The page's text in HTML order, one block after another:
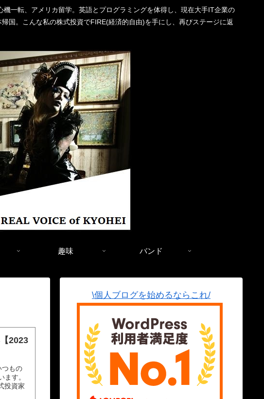
一転、アメリカ留学。英語とプログラミングを体得し、現在大手IT企業の
国。こんな私の株式投資でFIRE(経済的自由)を手にし、再びステージに返
趣味 バンド
2023
つもの
ます。
投資家
\個人ブログを始めるならこれ/